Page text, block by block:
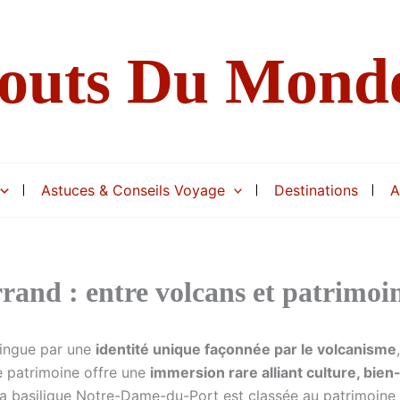
Du
Astuces & Conseils Voyage Destinations
: entre volcans et
par une identité unique façonnée par le volcanisme
patrimoine offre une immersion rare alliant culture,
Notre-Dame-du-Port est classée au patrimoine